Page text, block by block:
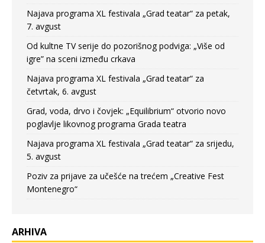
Najava programa XL festivala „Grad teatar“ za petak,
7. avgust
Od kultne TV serije do pozorišnog podviga: „Više od
igre” na sceni između crkava
Najava programa XL festivala „Grad teatar“ za
četvrtak, 6. avgust
Grad, voda, drvo i čovjek: „Equilibrium“ otvorio novo
poglavlje likovnog programa Grada teatra
Najava programa XL festivala „Grad teatar“ za srijedu,
5. avgust
Poziv za prijave za učešće na trećem „Creative Fest
Montenegro“
ARHIVA